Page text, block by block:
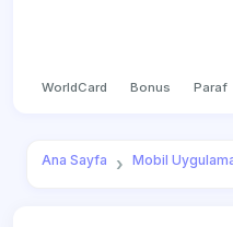
WorldCard Bonus Paraf
Ana Sayfa Mobil